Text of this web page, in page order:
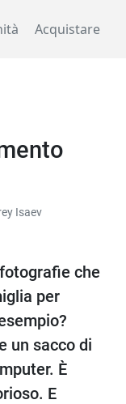
Acquistare
Isaev
che
per
un sacco di
È
E